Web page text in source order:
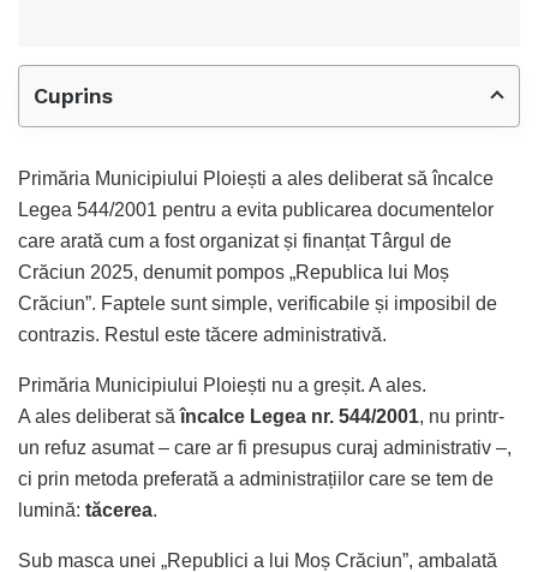
Cuprins
Primăria Municipiului Ploiești a ales deliberat să încalce
Legea 544/2001 pentru a evita publicarea documentelor
care arată cum a fost organizat și finanțat Târgul de
Crăciun 2025, denumit pompos „Republica lui Moș
Crăciun”. Faptele sunt simple, verificabile și imposibil de
contrazis. Restul este tăcere administrativă.
Primăria Municipiului Ploiești nu a greșit. A ales.
A ales deliberat săîncalce Legea nr. 544/2001, nu printr-
un refuz asumat – care ar fi presupus curaj administrativ –,
ci prin metoda preferată a administrațiilor care se tem de
lumină: tăcerea.
Sub masca unei „Republici a lui Moș Crăciun”, ambalată